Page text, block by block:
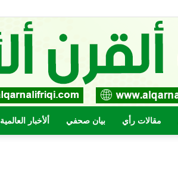
ألأخبار العالمية بيان صحفي مقالات رأي